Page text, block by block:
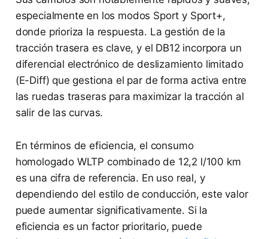
especialmente en los modos Sport y Sport+,
donde prioriza la respuesta. La gestión de la
tracción trasera es clave, y el DB12 incorpora un
diferencial electrónico de deslizamiento limitado
(E-Diff) que gestiona el par de forma activa entre
las ruedas traseras para maximizar la tracción al
salir de las curvas.
En términos de eficiencia, el consumo
homologado WLTP combinado de 12,2 l/100 km
es una cifra de referencia. En uso real, y
dependiendo del estilo de conducción, este valor
puede aumentar significativamente. Si la
eficiencia es un factor prioritario, puede